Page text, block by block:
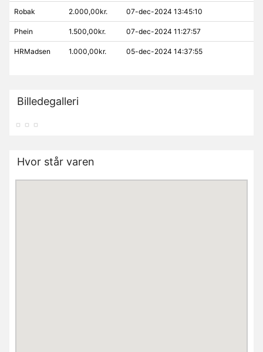
Robak 2.000,00kr. 07-dec-2024 13:45:10
Phein 1.500,00kr. 07-dec-2024 11:27:57
HRMadsen 1.000,00kr. 05-dec-2024 14:37:55
Billedegalleri
Hvor står varen